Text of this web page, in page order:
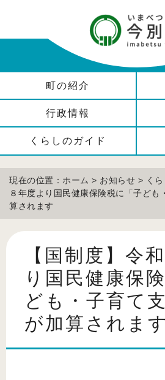
町の紹介
行政情報
くらしのガイド
現在の位置： ホーム > お知らせ > く
８年度より国民健康保険税に「子ども
算されます
【国制度】令
り国民健康保
ども・子育て
が加算されます